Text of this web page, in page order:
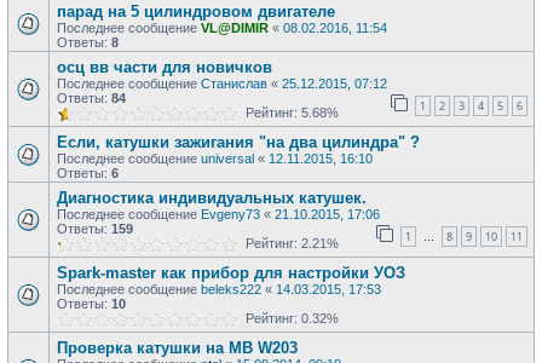
парад на 5 цилиндровом двигателе
Последнее сообщение VL@DIMIR « 08.02.2016, 11:54
Ответы: 8
осц вв части для новичков
Последнее сообщение Станислав « 25.12.2015, 07:12
Ответы: 84 1 2 3 4 5 6
Рейтинг: 5.68%
Если, катушки зажигания "на два цилиндра" ?
Последнее сообщение universal « 12.11.2015, 16:10
Ответы: 6
Диагностика индивидуальных катушек.
Последнее сообщение Evgeny73 « 21.10.2015, 17:06
Ответы: 159 1 … 8 9 10 11
Рейтинг: 2.21%
Spark-master как прибор для настройки УОЗ
Последнее сообщение beleks222 « 14.03.2015, 17:53
Ответы: 10
Рейтинг: 0.32%
Проверка катушки на MB W203